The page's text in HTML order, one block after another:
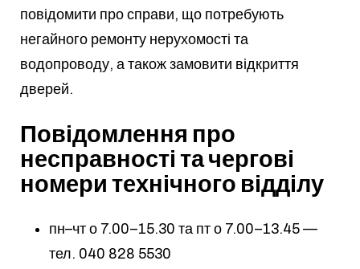
повідомити про справи, що потребують
негайного ремонту нерухомості та
водопроводу, а також замовити відкриття
дверей.
Повідомлення про
несправності та чергові
номери технічного відділу
пн–чт о 7.00–15.30 та пт о 7.00–13.45 —
тел. 040 828 5530